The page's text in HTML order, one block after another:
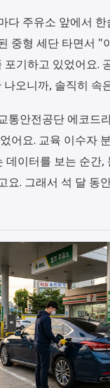
다 주유소 앞에서
중형 세단 타면서 "
포기하고 있었어요.
오니까, 솔직히 속
통안전공단 에코드
어요. 교육 이수자
데이터를 보는 순간,
요. 그래서 석 달 동